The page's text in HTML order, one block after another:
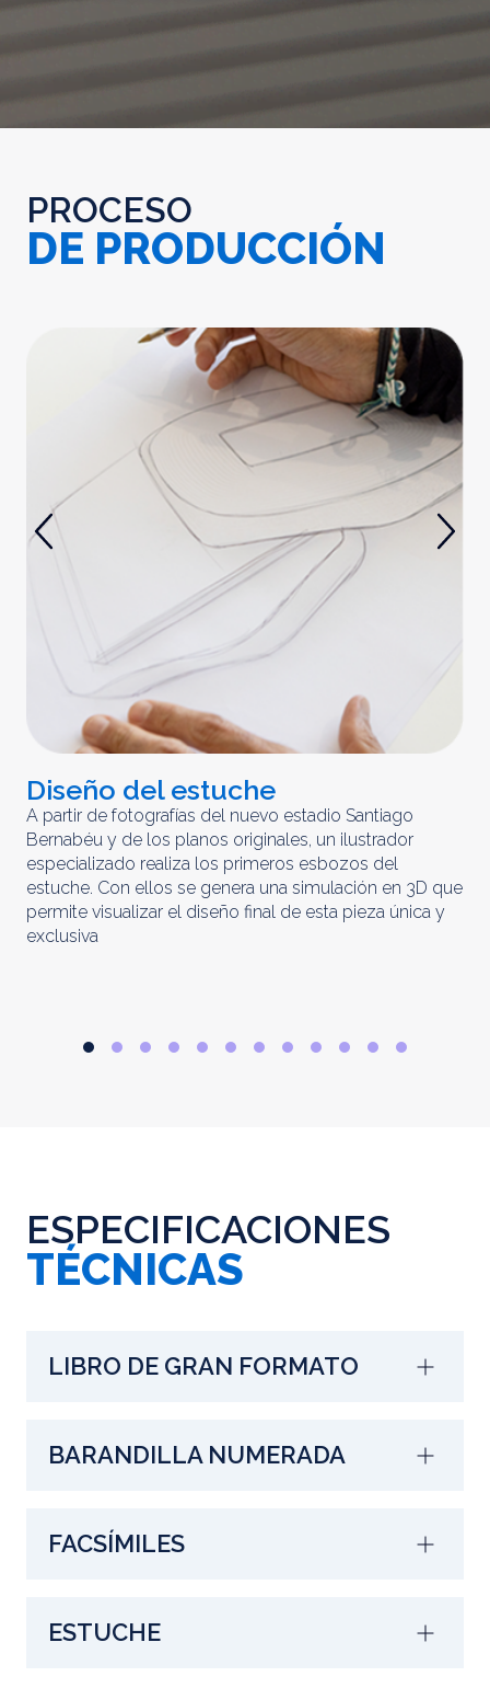
PROCESO
DE PRODUCCIÓN
Diseño del estuche
A partir de fotografías del nuevo estadio Santiago
Bernabéu y de los planos originales, un ilustrador
especializado realiza los primeros esbozos del
estuche. Con ellos se genera una simulación en 3D que
permite visualizar el diseño final de esta pieza única y
exclusiva
ESPECIFICACIONES
TÉCNICAS
LIBRO DE GRAN FORMATO
BARANDILLA NUMERADA
FACSÍMILES
ESTUCHE